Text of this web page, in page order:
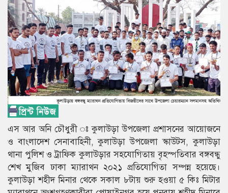
এস আর অনি চৌধুরী ঃ কুলাউড়া উপজেলা প্রশাসনের আয়োজনে
ও বাংলাদেশ সেনাবাহিনী, কুলাউড়া উপজেলা স্কাউটস, কুলাউড়া
থানা পুলিশ ও ট্রাফিক কুলাউড়ার সহযোগিতায় বৃহস্পতিবার বঙ্গবন্ধু
শেখ মুজিব ঢাকা ম্যারাথন ২০২১ প্রতিযোগিতা সম্পন্ন হয়েছে।
কুলাউড়া শহীদ মিনার থেকে সকাল ৮টায় শুরু হওয়া ৫ কিঃ মিটার